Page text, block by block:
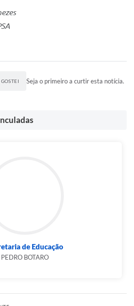
Seja o primeiro a curtir esta notícia.
de Educação
PEDRO BOTARO